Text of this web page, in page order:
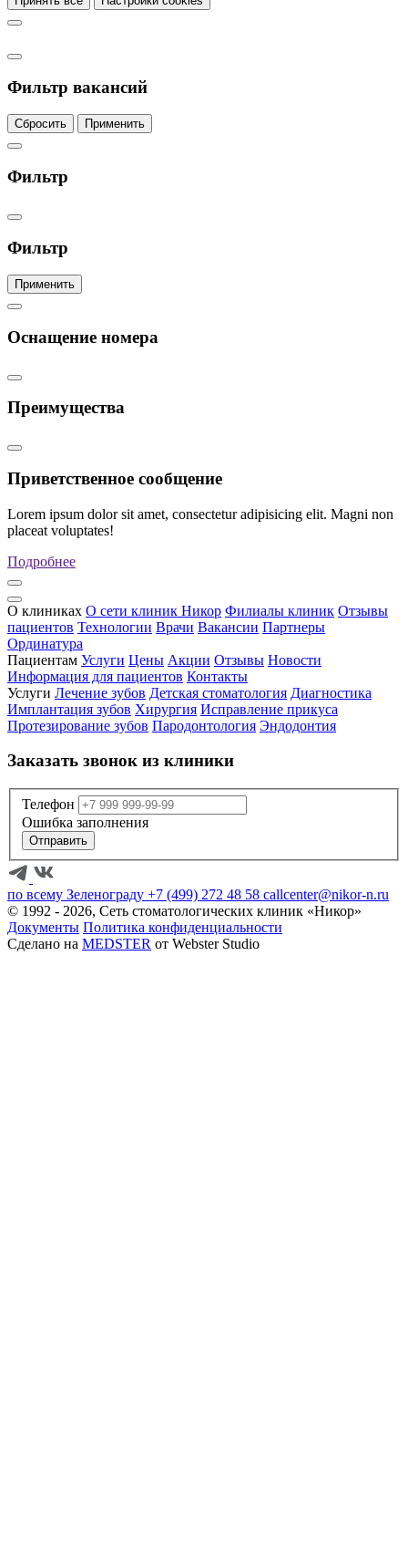
Фильтр вакансий
Сбросить Применить
Фильтр
Фильтр
Применить
Оснащение номера
Преимущества
Приветственное сообщение
Lorem ipsum dolor sit amet, consectetur adipisicing elit. Magni non
placeat voluptates!
Подробнее
О клиниках О сети клиник Никор Филиалы клиник Отзывы
пациентов Технологии Врачи Вакансии Партнеры
Ординатура
Пациентам Услуги Цены Акции Отзывы Новости
Информация для пациентов Контакты
Услуги Лечение зубов Детская стоматология Диагностика
Имплантация зубов Хирургия Исправление прикуса
Протезирование зубов Пародонтология Эндодонтия
Заказать звонок из клиники
Телефон
Ошибка заполнения
Отправить
по всему Зеленограду +7 (499) 272 48 58 callcenter@nikor-n.ru
© 1992 - 2026, Сеть стоматологических клиник «Никор»
Документы Политика конфиденциальности
Сделано на MEDSTER от Webster Studio